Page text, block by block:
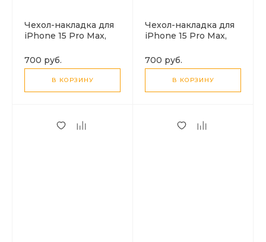
Чехол-накладка для
iPhone 15 Pro Max,
магнитный (MagSafe),
без лого, X-CASE,
зеленый лес
700 руб.
В КОРЗИНУ
Чехол-накладка для
iPhone 15 Pro Max,
магнитный (MagSafe),
без лого, X-CASE,
темно-синий
700 руб.
В КОРЗИНУ